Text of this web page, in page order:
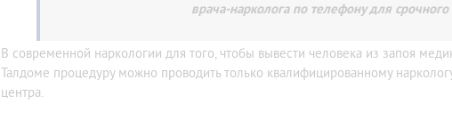
врача-нарколога по телефону для срочного
В современной наркологии для того, чтобы вывести человека из запоя
Талдоме процедуру можно проводить только квалифицированному
центра.